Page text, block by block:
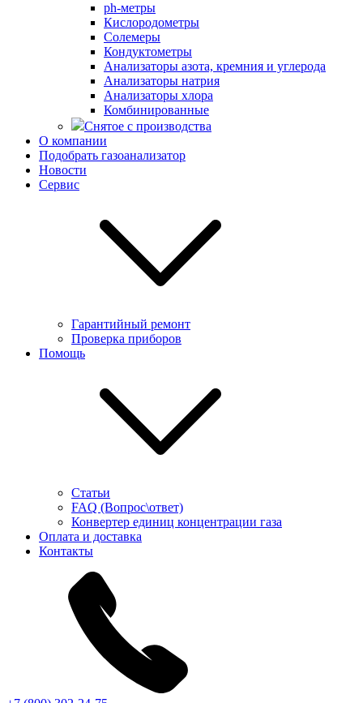
ph-метры
Кислородометры
Солемеры
Кондуктометры
Анализаторы азота, кремния и углерода
Анализаторы натрия
Анализаторы хлора
Комбинированные
Снятое с производства
О компании
Подобрать газоанализатор
Новости
Сервис
Гарантийный ремонт
Проверка приборов
Помощь
Статьи
FAQ (Вопрос\ответ)
Конвертер единиц концентрации газа
Оплата и доставка
Контакты